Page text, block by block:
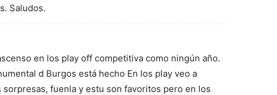
Saludos.
en los play off competitiva como ningún año.
d Burgos está hecho En los play veo a
fuenla y estu son favoritos pero en los